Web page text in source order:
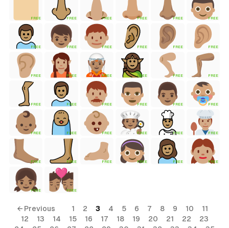
FREE FREE FREE FREE FREE FREE
FREE FREE FREE FREE FREE FREE
FREE FREE FREE FREE FREE FREE
FREE FREE FREE FREE FREE FREE
FREE FREE FREE FREE FREE FREE
FREE FREE FREE FREE FREE FREE
FREE FREE
← Previous 1 2 3 4 5 6 7 8 9 10
11
12
13 14 15 16 17 18 19 20 21 22
23